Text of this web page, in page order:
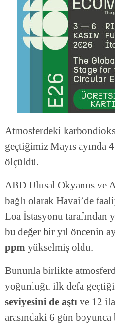
Atmosferdeki
geçtiğimiz Mayıs ayında
ölçüldü.
ABD Ulusal Okyanus ve
bağlı olarak Havai’de
Loa İstasyonu tarafından
bu değer bir yıl öncenin
ppm yükselmiş oldu.
Bununla birlikte
yoğunluğu ilk defa
seviyesini de aştı ve 12
arasındaki 6 gün